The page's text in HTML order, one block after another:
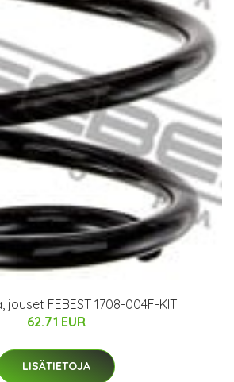
jouset FEBEST 1708-004F-KIT
62.71 EUR
LISÄTIETOJA